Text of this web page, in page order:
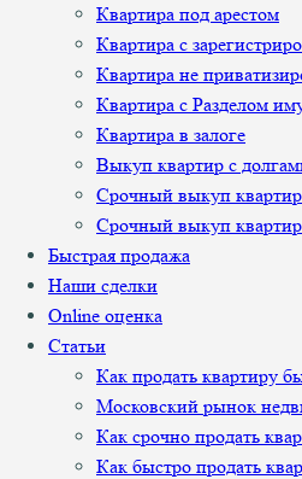
Квартира под арестом
Квартира с
Квартира не
Квартира с Разделом
Квартира в залоге
Выкуп квартир с
Срочный выкуп
Срочный выкуп
Быстрая продажа
Наши сделки
Online оценка
Статьи
Как продать квартиру
Московский рынок
Как срочно продать
Как быстро продать